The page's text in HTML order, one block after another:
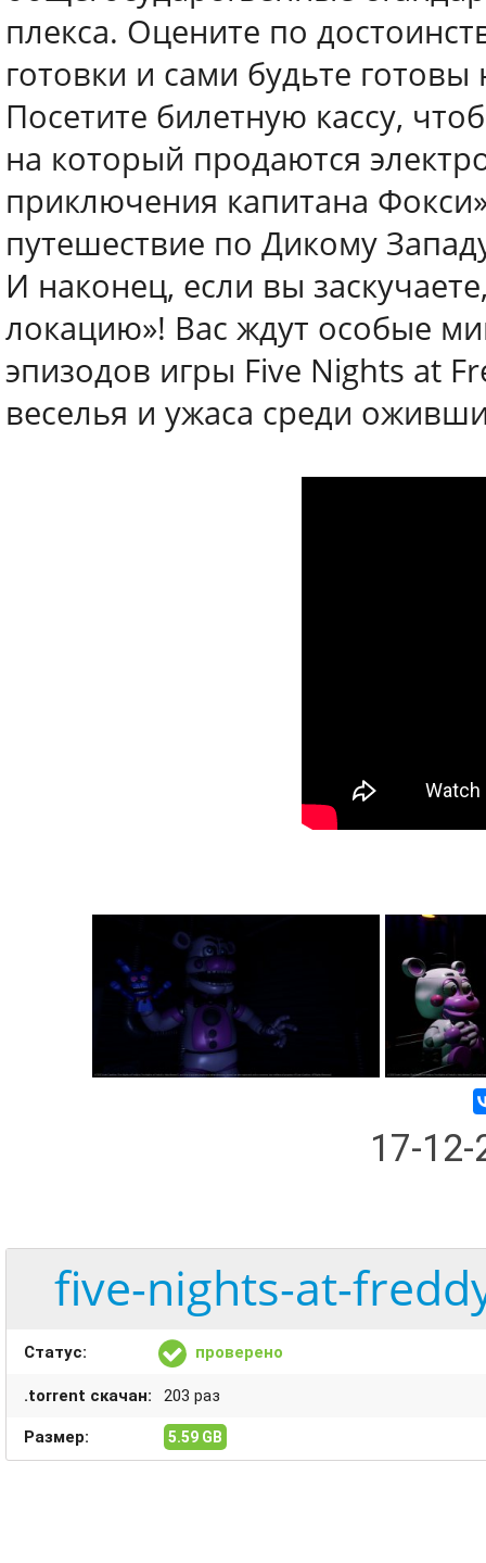
плекса. Оцените по
готовки и сами будьте
Посетите билетную кассу,
на который продаются
приключения капитана
путешествие по Дикому
И наконец, если вы
локацию»! Вас ждут особые
эпизодов игры Five Nights at
веселья и ужаса среди
17-
five-nights-at-
Статус: проверено
.torrent скачан: 203 раз
Размер: 5.59 GB